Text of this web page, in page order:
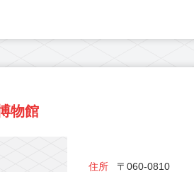
物館
住所 〒060-0810